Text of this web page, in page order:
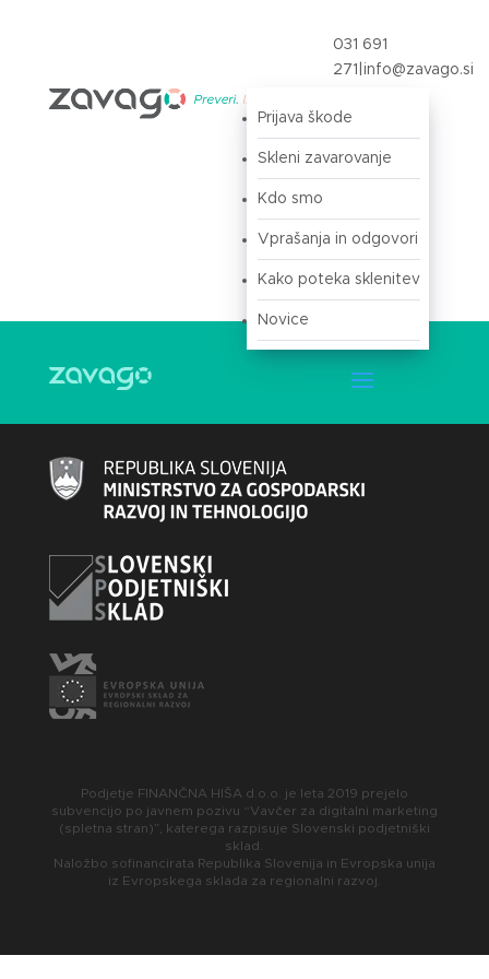
031 691
271 info@zavago.si
Prijava škode
Skleni zavarovanje
Kdo smo
Vprašanja in odgovori
Kako poteka sklenitev
Novice
Podjetje FINANČNA HIŠA d.o.o. je leta 2019 prejelo
subvencijo po javnem pozivu “Vavčer za digitalni marketing
(spletna stran)”, katerega razpisuje Slovenski podjetniški
sklad.
Naložbo sofinancirata Republika Slovenija in Evropska unija
iz Evropskega sklada za regionalni razvoj.